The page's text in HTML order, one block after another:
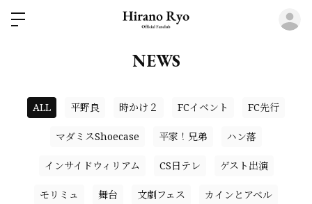
NEWS
ALL 平野良 時かけ２ FCイベント FC先行
マダミスShoecase 平家！兄弟 ハン落
インサイドウィリアム CS日テレ ゲスト出演
モリミュ 舞台 文劇フェス カインとアベル